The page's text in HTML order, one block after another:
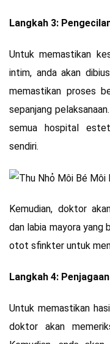
Langkah 3:
Untuk memastikan
intim, anda akan
memastikan proses
sepanjang
semua hospital
sendiri.
Kemudian, doktor
dan labia mayora yang
otot sfinkter untuk
Langkah 4:
Untuk memastikan
doktor akan